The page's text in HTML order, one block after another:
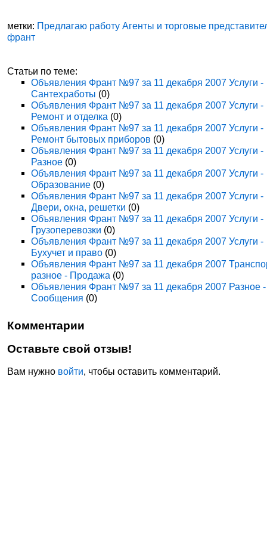
метки: Предлагаю работу Агенты и торговые
франт
Статьи по теме:
Объявления Франт №97 за 11 декабря 2007 Услуги -
Сантехработы (0)
Объявления Франт №97 за 11 декабря 2007 Услуги -
Ремонт и отделка (0)
Объявления Франт №97 за 11 декабря 2007 Услуги -
Ремонт бытовых приборов (0)
Объявления Франт №97 за 11 декабря 2007 Услуги -
Разное (0)
Объявления Франт №97 за 11 декабря 2007 Услуги -
Образование (0)
Объявления Франт №97 за 11 декабря 2007 Услуги -
Двери, окна, решетки (0)
Объявления Франт №97 за 11 декабря 2007 Услуги -
Грузоперевозки (0)
Объявления Франт №97 за 11 декабря 2007 Услуги -
Бухучет и право (0)
Объявления Франт №97 за 11 декабря 2007
разное - Продажа (0)
Объявления Франт №97 за 11 декабря 2007 Разное -
Сообщения (0)
Комментарии
Оставьте свой отзыв!
Вам нужно войти, чтобы оставить комментарий.